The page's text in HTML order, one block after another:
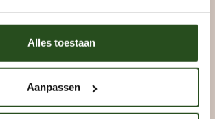
Alles toestaan
Aanpassen
teambuildingactiviteit murder party:
2 uur en 30 minuten.
Tot 20 personen.